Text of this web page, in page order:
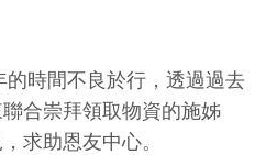
時間不良於行，透過過去
合崇拜領取物資的施姊
求助恩友中心。